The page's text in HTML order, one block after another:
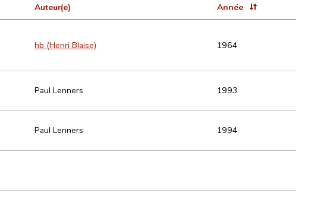
Auteur(e) Année
hb (Henri Blaise) 1964
Paul Lenners 1993
Paul Lenners 1994